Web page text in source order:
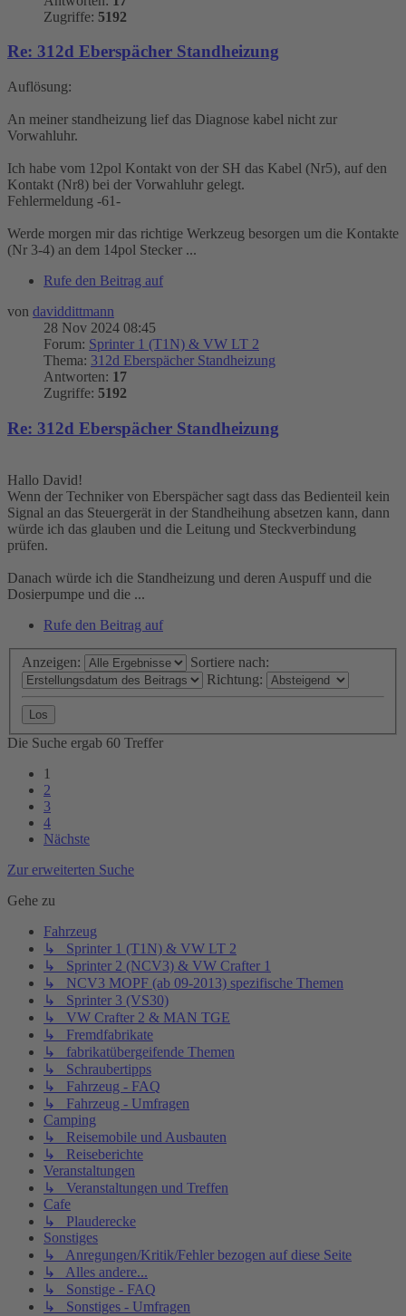
Zugriffe: 5192
Re: 312d Eberspächer Standheizung
Auflösung:
An meiner standheizung lief das Diagnose kabel nicht zur
Vorwahluhr.
Ich habe vom 12pol Kontakt von der SH das Kabel (Nr5), auf den
Kontakt (Nr8) bei der Vorwahluhr gelegt.
Fehlermeldung -61-
Werde morgen mir das richtige Werkzeug besorgen um die Kontakte
(Nr 3-4) an dem 14pol Stecker ...
Rufe den Beitrag auf
von daviddittmann
28 Nov 2024 08:45
Forum: Sprinter 1 (T1N) & VW LT 2
Thema: 312d Eberspächer Standheizung
Antworten: 17
Zugriffe: 5192
Re: 312d Eberspächer Standheizung
Hallo David!
Wenn der Techniker von Eberspächer sagt dass das Bedienteil kein
Signal an das Steuergerät in der Standheihung absetzen kann, dann
würde ich das glauben und die Leitung und Steckverbindung
prüfen.
Danach würde ich die Standheizung und deren Auspuff und die
Dosierpumpe und die ...
Rufe den Beitrag auf
Anzeigen:
Sortiere nach:
Richtung:
Die Suche ergab 60 Treffer
1
2
3
4
Nächste
Zur erweiterten Suche
Gehe zu
Fahrzeug
↳ Sprinter 1 (T1N) & VW LT 2
↳ Sprinter 2 (NCV3) & VW Crafter 1
↳ NCV3 MOPF (ab 09-2013) spezifische Themen
↳ Sprinter 3 (VS30)
↳ VW Crafter 2 & MAN TGE
↳ Fremdfabrikate
↳ fabrikatübergeifende Themen
↳ Schraubertipps
↳ Fahrzeug - FAQ
↳ Fahrzeug - Umfragen
Camping
↳ Reisemobile und Ausbauten
↳ Reiseberichte
Veranstaltungen
↳ Veranstaltungen und Treffen
Cafe
↳ Plauderecke
Sonstiges
↳ Anregungen/Kritik/Fehler bezogen auf diese Seite
↳ Alles andere...
↳ Sonstige - FAQ
↳ Sonstiges - Umfragen